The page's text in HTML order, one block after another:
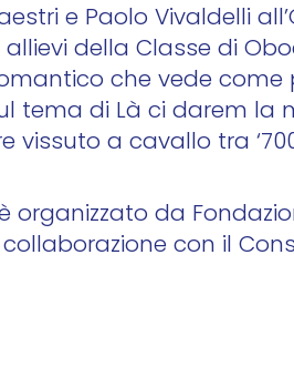
e Paolo Vivaldelli
della Classe di
che vede
tema di Là ci darem la
vissuto a cavallo tra
organizzato da
con il